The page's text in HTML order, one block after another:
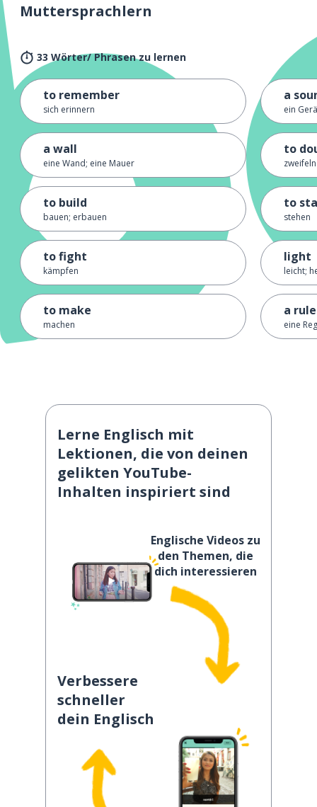
Muttersprachlern
33 Wörter/ Phrasen zu lernen
to remember
sich erinnern
a wall
eine Wand; eine Mauer
to build
bauen; erbauen
to fight
kämpfen
to make
machen
a
ein
to
zweifeln
to
stehen
light
leicht;
a rule
eine
Lerne Englisch mit
Lektionen, die von deinen
gelikten YouTube-
Inhalten inspiriert sind
Englische Videos zu
den Themen, die
dich interessieren
Verbessere
schneller
dein Englisch